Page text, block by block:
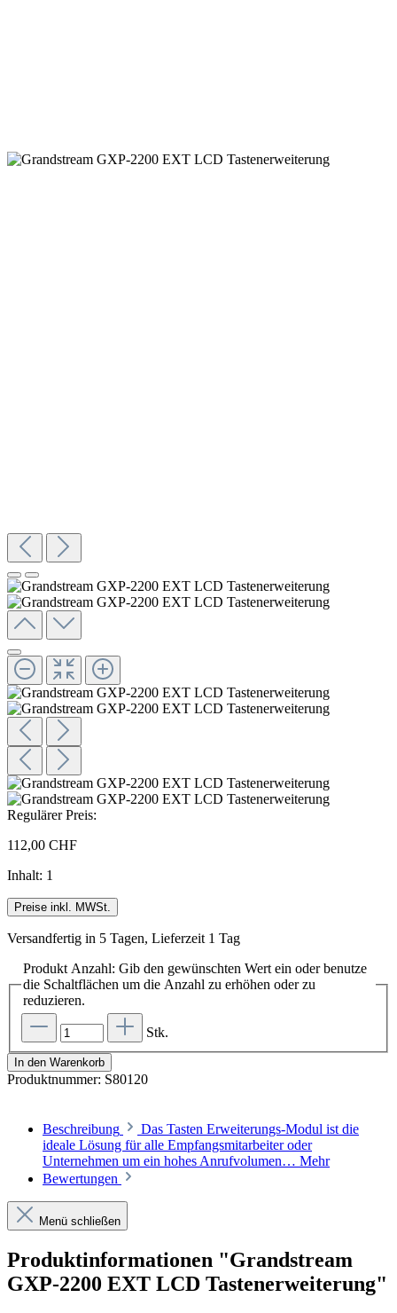
Regulärer Preis:
112,00 CHF
Inhalt: 1
Preise inkl. MWSt.
Versandfertig in 5 Tagen, Lieferzeit 1 Tag
Produkt Anzahl: Gib den gewünschten Wert ein oder benutze
die Schaltflächen um die Anzahl zu erhöhen oder zu
reduzieren.
Stk.
In den Warenkorb
Produktnummer: S80120
Beschreibung
Das Tasten Erweiterungs-Modul ist die
ideale Lösung für alle Empfangsmitarbeiter oder
Unternehmen um ein hohes Anrufvolumen… Mehr
Bewertungen
Menü schließen
Produktinformationen "Grandstream
GXP-2200 EXT LCD Tastenerweiterung"